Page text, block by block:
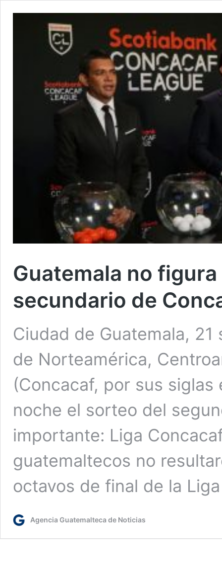
Guatemala no
secundario de
Ciudad de Guatemala,
de Norteamérica,
(Concacaf, por sus
noche el sorteo del
importante: Liga
guatemaltecos no
octavos de final de la
Agencia Guatemalteca de Noticias